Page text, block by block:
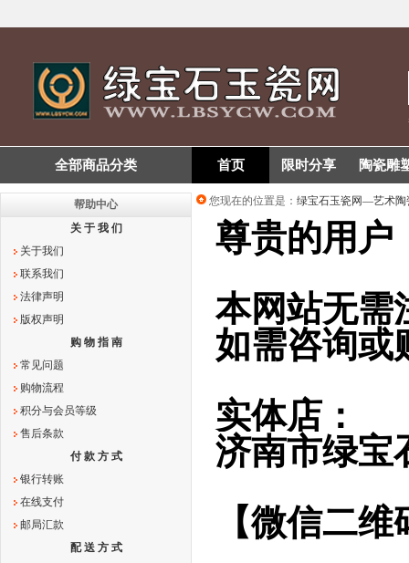
全部商品分类 首页 限时分享 陶瓷雕
帮助中心
关 于 我 们
关于我们
联系我们
法律声明
版权声明
购 物 指 南
常见问题
购物流程
积分与会员等级
售后条款
付 款 方 式
银行转账
在线支付
邮局汇款
配 送 方 式
您现在的位置是： 绿宝石玉瓷网—艺术陶
尊贵的用户
本网站无需
如需咨询或
实体店：
济南市绿
【微信二维